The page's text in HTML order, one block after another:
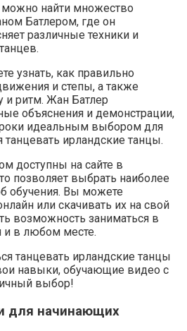
найти множество
Батлером, где он
различные техники и
узнать, как правильно
и степы, а также
и ритм. Жан Батлер
объяснения и демонстрации,
идеальным выбором для
танцевать ирландские танцы.
доступны на сайте в
позволяет выбрать наиболее
обучения. Вы можете
или скачивать их на свой
возможность заниматься в
и в любом месте.
танцевать ирландские танцы
навыки, обучающие видео с
выбор!
для начинающих